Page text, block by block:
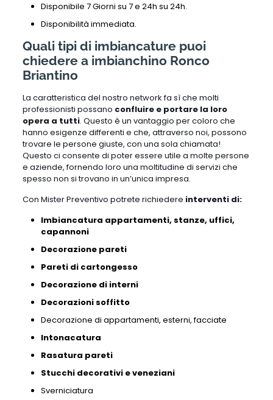
Disponibile 7 Giorni su 7 e 24h su 24h.
Disponibilità immediata.
Quali tipi di imbiancature puoi
chiedere a imbianchino Ronco
Briantino
La caratteristica del nostro network fa sì che molti
professionisti possano confluire e portare la loro
opera a tutti. Questo è un vantaggio per coloro che
hanno esigenze differenti e che, attraverso noi, possono
trovare le persone giuste, con una sola chiamata!
Questo ci consente di poter essere utile a molte persone
e aziende, fornendo loro una moltitudine di servizi che
spesso non si trovano in un’unica impresa.
Con Mister Preventivo potrete richiedere interventi di:
Imbiancatura appartamenti, stanze, uffici,
capannoni
Decorazione pareti
Pareti di cartongesso
Decorazione di interni
Decorazioni soffitto
Decorazione di appartamenti, esterni,facciate
Intonacatura
Rasatura pareti
Stucchi decorativi eveneziani
Sverniciatura